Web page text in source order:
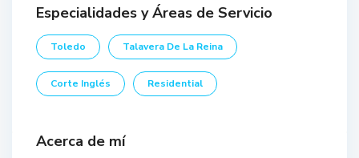
Especialidades y Áreas de Servicio
Toledo Talavera De La Reina
Corte Inglés Residential
Acerca de mí